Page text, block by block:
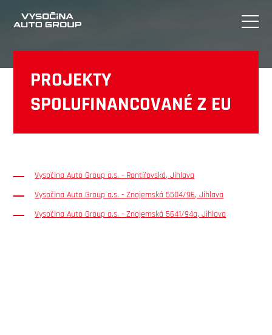
PROJEKTY
SPOLUFINANCOVANÉ Z EU
Vysočina Auto Group a.s. - Rantířovská, Jihlava
Vysočina Auto Group a.s. - Znojemská 5504/96, Jihlava
Vysočina Auto Group a.s. - Znojemská 5641/94a, Jihlava